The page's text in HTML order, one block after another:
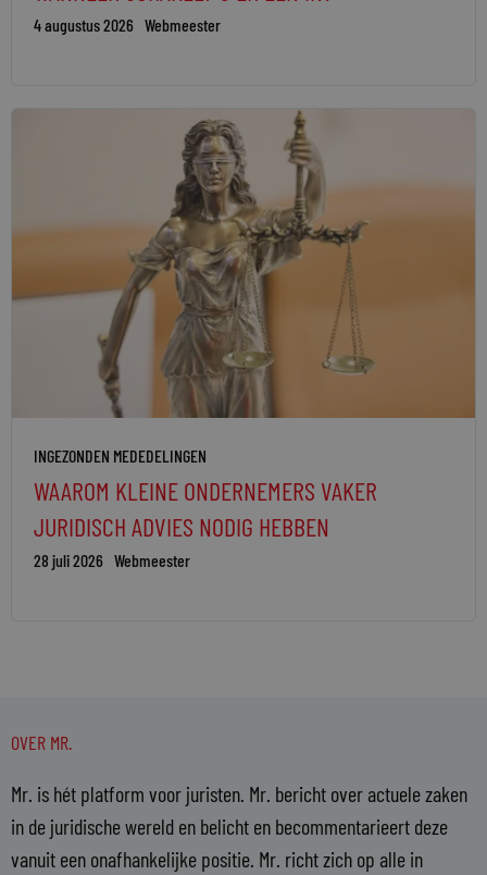
4 augustus 2026 Webmeester
INGEZONDEN MEDEDELINGEN
WAAROM KLEINE ONDERNEMERS VAKER
JURIDISCH ADVIES NODIG HEBBEN
28 juli 2026 Webmeester
OVER MR.
Mr. is hét platform voor juristen. Mr. bericht over actuele zaken
in de juridische wereld en belicht en becommentarieert deze
vanuit een onafhankelijke positie. Mr. richt zich op alle in